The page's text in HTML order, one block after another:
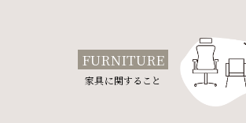
FURNITURE
家具に関すること